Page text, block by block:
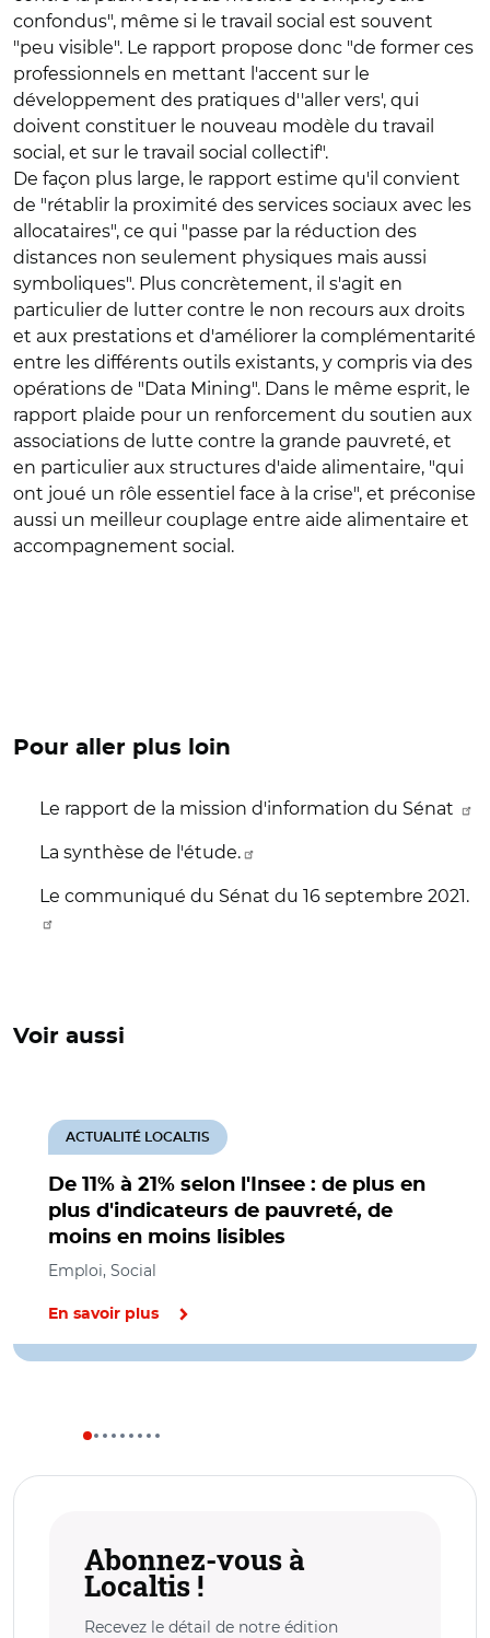
confondus", même si le travail social est souvent
"peu visible". Le rapport propose donc "de former ces
professionnels en mettant l'accent sur le
développement des pratiques d''aller vers', qui
doivent constituer le nouveau modèle du travail
social, et sur le travail social collectif".
De façon plus large, le rapport estime qu'il convient
de "rétablir la proximité des services sociaux avec les
allocataires", ce qui "passe par la réduction des
distances non seulement physiques mais aussi
symboliques". Plus concrètement, il s'agit en
particulier de lutter contre le non recours aux droits
et aux prestations et d'améliorer la complémentarité
entre les différents outils existants, y compris via des
opérations de "Data Mining". Dans le même esprit, le
rapport plaide pour un renforcement du soutien aux
associations de lutte contre la grande pauvreté, et
en particulier aux structures d'aide alimentaire, "qui
ont joué un rôle essentiel face à la crise", et préconise
aussi un meilleur couplage entre aide alimentaire et
accompagnement social.
Pour aller plus loin
Le rapport de la mission d'information du Sénat
La synthèse de l'étude.
Le communiqué du Sénat du 16 septembre 2021.
Voir aussi
De 11% à 21% selon l'Insee : de plus en
plus d'indicateurs de pauvreté, de
moins en moins lisibles
ACTUALITÉ LOCALTIS
Emploi, Social
En savoir plus
Abonnez-vous à
Localtis !
Recevez le détail de notre édition